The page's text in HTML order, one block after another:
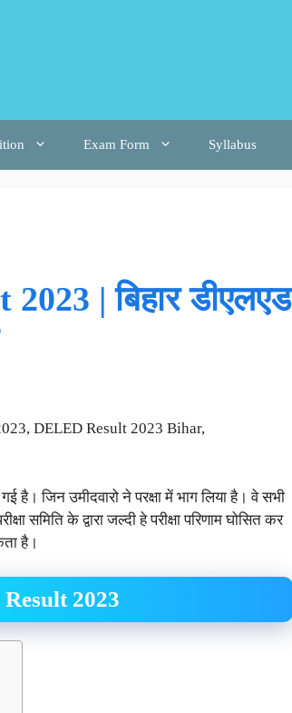
Exam Form Syllabus
| बिहार डीएलएड
DELED Result 2023 Bihar,
गई है। जिन उमीदवारो ने परक्षा में भाग लिया है। वे सभी
समिति के द्वारा जल्दी हे परीक्षा परिणाम घोसित कर
है।
2023